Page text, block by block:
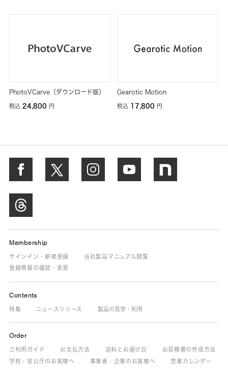
PhotoVCarve（ダウンロード版）
税込 24,800 円
Gearotic Motion
税込 17,800 円
Membership
サインイン・新規登録
当社製品マニュアル閲覧
登録情報の確認・変更
Contents
特集 ニュースリリース 製品の見学・利用
Order
ご利用ガイド お支払方法 送料とお届け日
お見積書の作成方法
学校・官公庁のお客様へ
事業者・企業のお客様へ 営業カレンダー